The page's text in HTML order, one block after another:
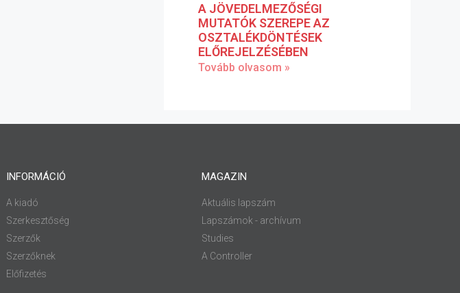
A JÖVEDELMEZŐSÉGI
MUTATÓK SZEREPE AZ
OSZTALÉKDÖNTÉSEK
ELŐREJELZÉSÉBEN
Tovább olvasom »
INFORMÁCIÓ
A kiadó
Szerkesztőség
Szerzők
Szerzőknek
Előfizetés
MAGAZIN
Aktuális lapszám
Lapszámok - archívum
Studies
A Controller